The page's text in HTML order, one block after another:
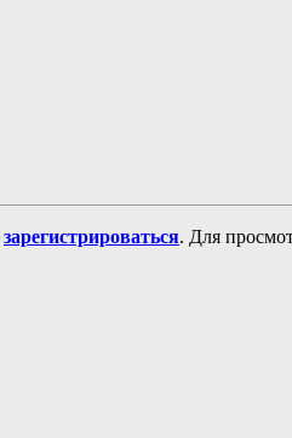
зарегистрироваться. Для